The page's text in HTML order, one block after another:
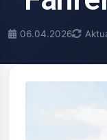
06.04.2026